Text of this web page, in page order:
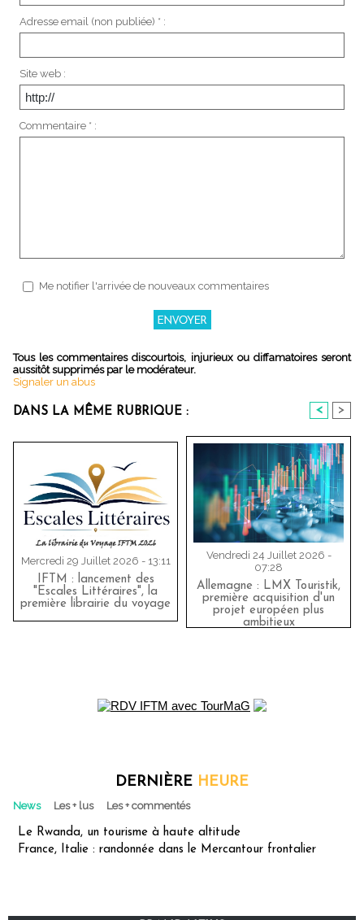
Adresse email (non publiée) * :
Site web :
Commentaire * :
Me notifier l'arrivée de nouveaux commentaires
Tous les commentaires discourtois, injurieux ou diffamatoires seront
aussitôt supprimés par le modérateur.
Signaler un abus
DANS LA MÊME RUBRIQUE : < >
Mercredi 29 Juillet 2026 - 13:11
IFTM : lancement des
"Escales Littéraires", la
première librairie du voyage
Vendredi 24 Juillet 2026 -
07:28
Allemagne : LMX Touristik,
première acquisition d'un
projet européen plus
ambitieux
DERNIÈRE HEURE
News Les + lus Les + commentés
Le Rwanda, un tourisme à haute altitude
France, Italie : randonnée dans le Mercantour frontalier